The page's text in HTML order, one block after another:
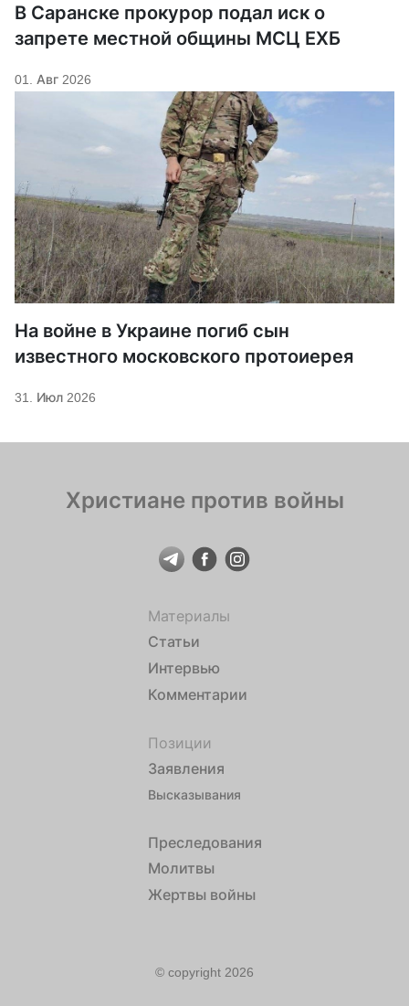
В Саранске прокурор подал иск о
запрете местной общины МСЦ ЕХБ
01. Авг 2026
На войне в Украине погиб сын
известного московского протоиерея
31. Июл 2026
Христиане против войны
Материалы
Статьи
Интервью
Комментарии
Позиции
Заявления
Высказывания
Преследования
Молитвы
Жертвы войны
© copyright 2026